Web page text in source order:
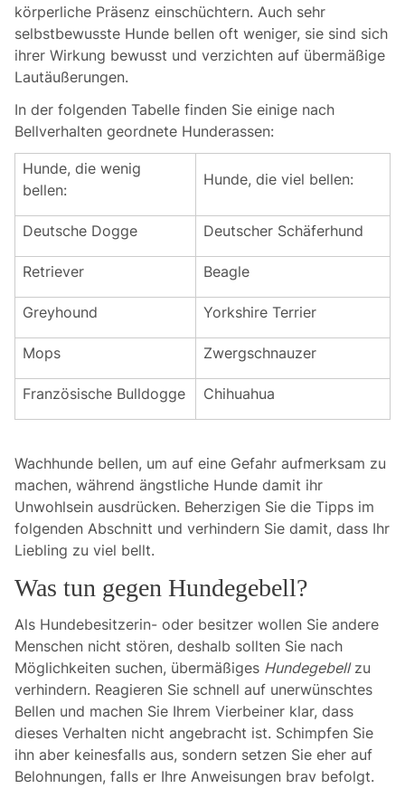
körperliche Präsenz einschüchtern. Auch sehr
selbstbewusste Hunde bellen oft weniger, sie sind sich
ihrer Wirkung bewusst und verzichten auf übermäßige
Lautäußerungen.
In der folgenden Tabelle finden Sie einige nach
Bellverhalten geordnete Hunderassen:
Hunde, die wenig
bellen:
Hunde, die viel bellen:
Deutsche Dogge Deutscher Schäferhund
Retriever Beagle
Greyhound Yorkshire Terrier
Mops Zwergschnauzer
Französische Bulldogge Chihuahua
Wachhunde bellen, um auf eine Gefahr aufmerksam zu
machen, während ängstliche Hunde damit ihr
Unwohlsein ausdrücken. Beherzigen Sie die Tipps im
folgenden Abschnitt und verhindern Sie damit, dass Ihr
Liebling zu viel bellt.
Was tun gegen Hundegebell?
Als Hundebesitzerin- oder besitzer wollen Sie andere
Menschen nicht stören, deshalb sollten Sie nach
Möglichkeiten suchen, übermäßiges Hundegebellzu
verhindern. Reagieren Sie schnell auf unerwünschtes
Bellen und machen Sie Ihrem Vierbeiner klar, dass
dieses Verhalten nicht angebracht ist. Schimpfen Sie
ihn aber keinesfalls aus, sondern setzen Sie eher auf
Belohnungen, falls er Ihre Anweisungen brav befolgt.